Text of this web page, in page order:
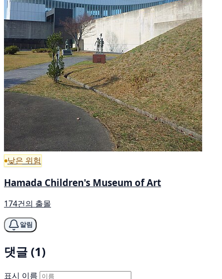
낮은 위험
Hamada Children's Museum of Art
174건의 출몰
알림
댓글 (1)
표시 이름